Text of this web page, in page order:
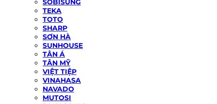
SOBISUNG
TEKA
TOTO
SHARP
SƠN HÀ
SUNHOUSE
TÂN Á
TÂN MỸ
VIỆT TIỆP
VINAHASA
NAVADO
MUTOSI